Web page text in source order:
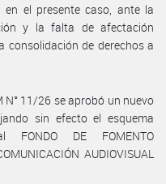
en el presente caso, ante la
y la falta de afectación
consolidación de derechos a
N° 11/26 se aprobó un nuevo
sin efecto el esquema
FONDO DE FOMENTO
AUDIOVISUAL